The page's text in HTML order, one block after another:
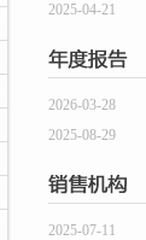
2025-04-21
2026-03-28
2025-08-29
2025-07-11